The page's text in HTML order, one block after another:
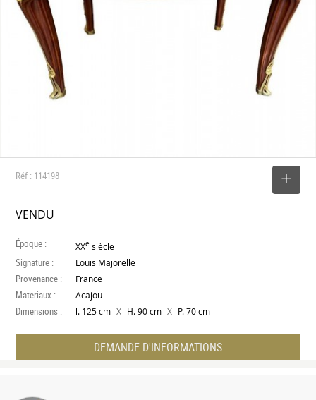
Réf : 114198
VENDU
Époque : XXe siècle
Signature : Louis Majorelle
Provenance : France
Materiaux : Acajou
Dimensions : l. 125 cm X H. 90 cm X P. 70 cm
DEMANDE D'INFORMATIONS